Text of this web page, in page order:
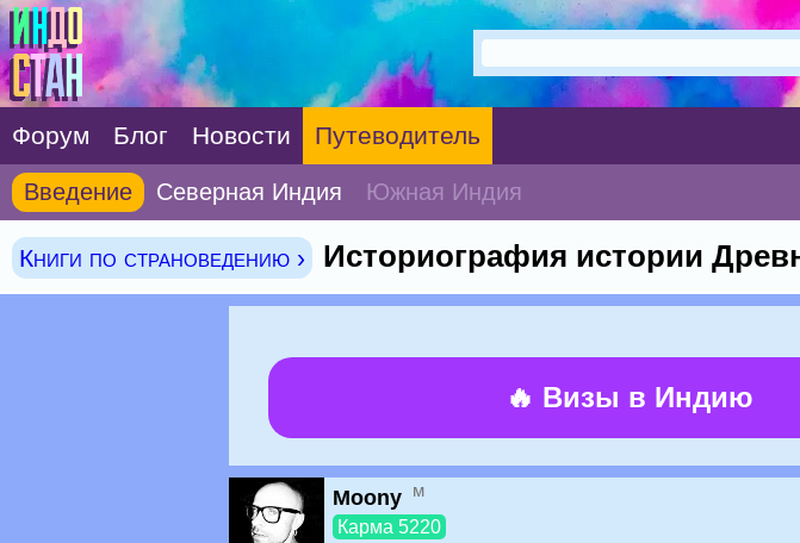
Форум Блог Новости Путеводитель
Введение Северная Индия Южная Индия
Книги по страноведению › Историография истории
🔥 Визы в Индию
Moony м
Карма 5220